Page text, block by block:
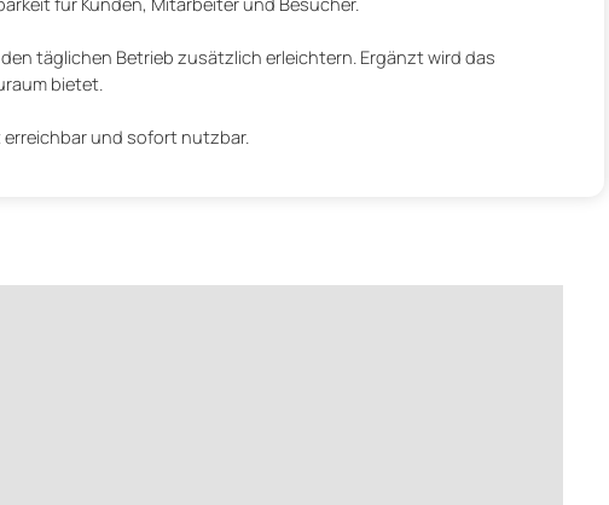
täglichen Betrieb zusätzlich erleichtern. Ergänzt wird das
bietet.
erreichbar und sofort nutzbar.